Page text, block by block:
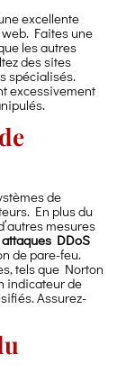
excellente
Faites une
les autres
des sites
spécialisés.
excessivement
de
En plus du
mesures
attaques DDoS
de pare-feu.
tels que Norton
indicateur de
Assurez-